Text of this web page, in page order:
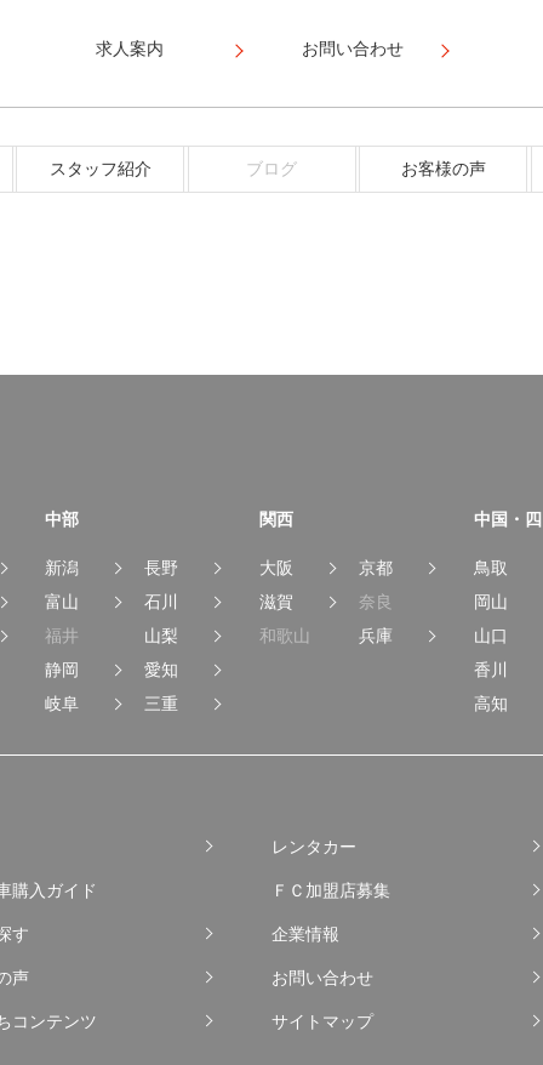
求人案内 お問い合わせ
スタッフ紹介 ブログ お客様の声
中部
新潟
長野
富山
石川
福井
山梨
静岡
愛知
岐阜
三重
関西
大阪
京都
滋賀
奈良
和歌山
兵庫
中国・
鳥取
岡山
山口
香川
高知
購入ガイド
す
声
コンテンツ
レンタカー
ＦＣ加盟店募集
企業情報
お問い合わせ
サイトマップ